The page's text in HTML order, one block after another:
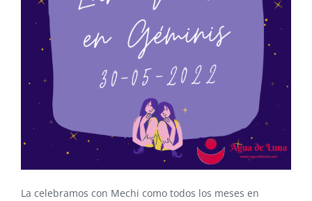
La celebramos con Mechi como todos los meses en